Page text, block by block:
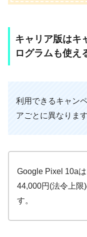
キャリア版はキ
ログラムも使え
利用できるキャン
アごとに異なります
Google Pixel 10a
44,000円(法令上限
す。